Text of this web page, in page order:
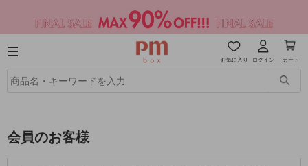
お気に入り ログイン カート
会員のお客様